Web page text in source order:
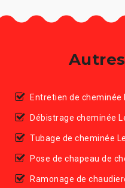
Entretien de cheminée
Débistrage cheminée
Tubage de cheminée
Pose de chapeau de
Ramonage de